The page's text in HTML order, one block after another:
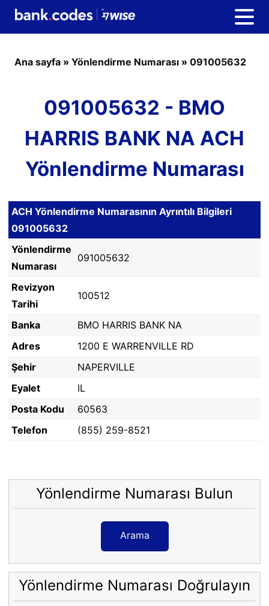
Ana sayfa » Yönlendirme Numarası » 091005632
091005632 - BMO
HARRIS BANK NA ACH
Yönlendirme Numarası
ACH Yönlendirme Numarasının Ayrıntılı Bilgileri
091005632
Yönlendirme
Numarası
091005632
Revizyon
Tarihi
100512
Banka
BMO HARRIS BANK NA
Adres
1200 E WARRENVILLE RD
Şehir
NAPERVILLE
Eyalet
IL
Posta Kodu
60563
Telefon
(855) 259-8521
Yönlendirme Numarası Bulun
Arama
Yönlendirme Numarası Doğrulayın